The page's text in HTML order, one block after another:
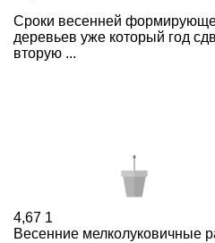
Сроки весенней
деревьев уже который год
вторую ...
4,67 1
Весенние мелколуковичные